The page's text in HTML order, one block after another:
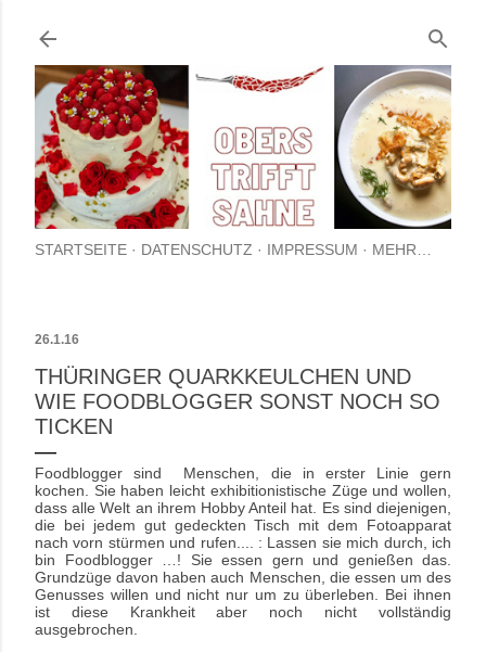
STARTSEITE DATENSCHUTZ IMPRESSUM MEHR…
26.1.16
THÜRINGER QUARKKEULCHEN UND
WIE FOODBLOGGER SONST NOCH SO
TICKEN
Foodblogger sind Menschen, die in erster Linie gern
kochen. Sie haben leicht exhibitionistische Züge und wollen,
dass alle Welt an ihrem Hobby Anteil hat. Es sind diejenigen,
die bei jedem gut gedeckten Tisch mit dem Fotoapparat
nach vorn stürmen und rufen.... : Lassen sie mich durch, ich
bin Foodblogger …! Sie essen gern und genießen das.
Grundzüge davon haben auch Menschen, die essen um des
Genusses willen und nicht nur um zu überleben. Bei ihnen
ist diese Krankheit aber noch nicht vollständig
ausgebrochen.